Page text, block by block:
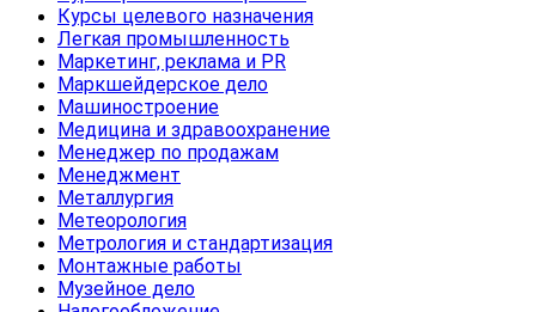
Курсы целевого назначения
Легкая промышленность
Маркетинг, реклама и PR
Маркшейдерское дело
Машиностроение
Медицина и здравоохранение
Менеджер по продажам
Менеджмент
Металлургия
Метеорология
Метрология и стандартизация
Монтажные работы
Музейное дело